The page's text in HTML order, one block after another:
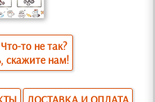
то не так?
скажите нам!